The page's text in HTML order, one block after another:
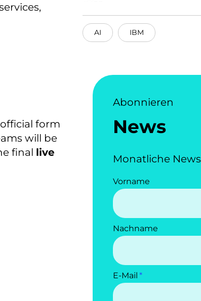
form
will be
final live
AI IBM
Abonnieren
News
Monatliche News
Vorname
Nachname
E-Mail